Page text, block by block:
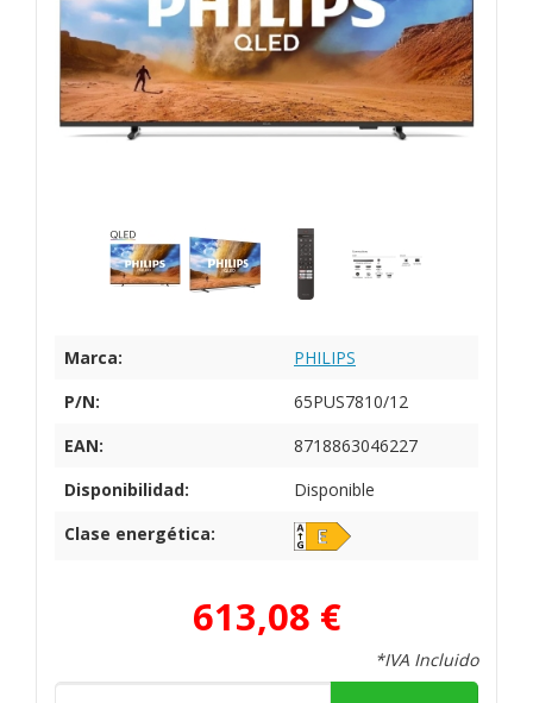
Marca:
PHILIPS
P/N:
65PUS7810/12
EAN:
8718863046227
Disponibilidad:
Disponible
Clase energética:
613,08 €
*IVA Incluido